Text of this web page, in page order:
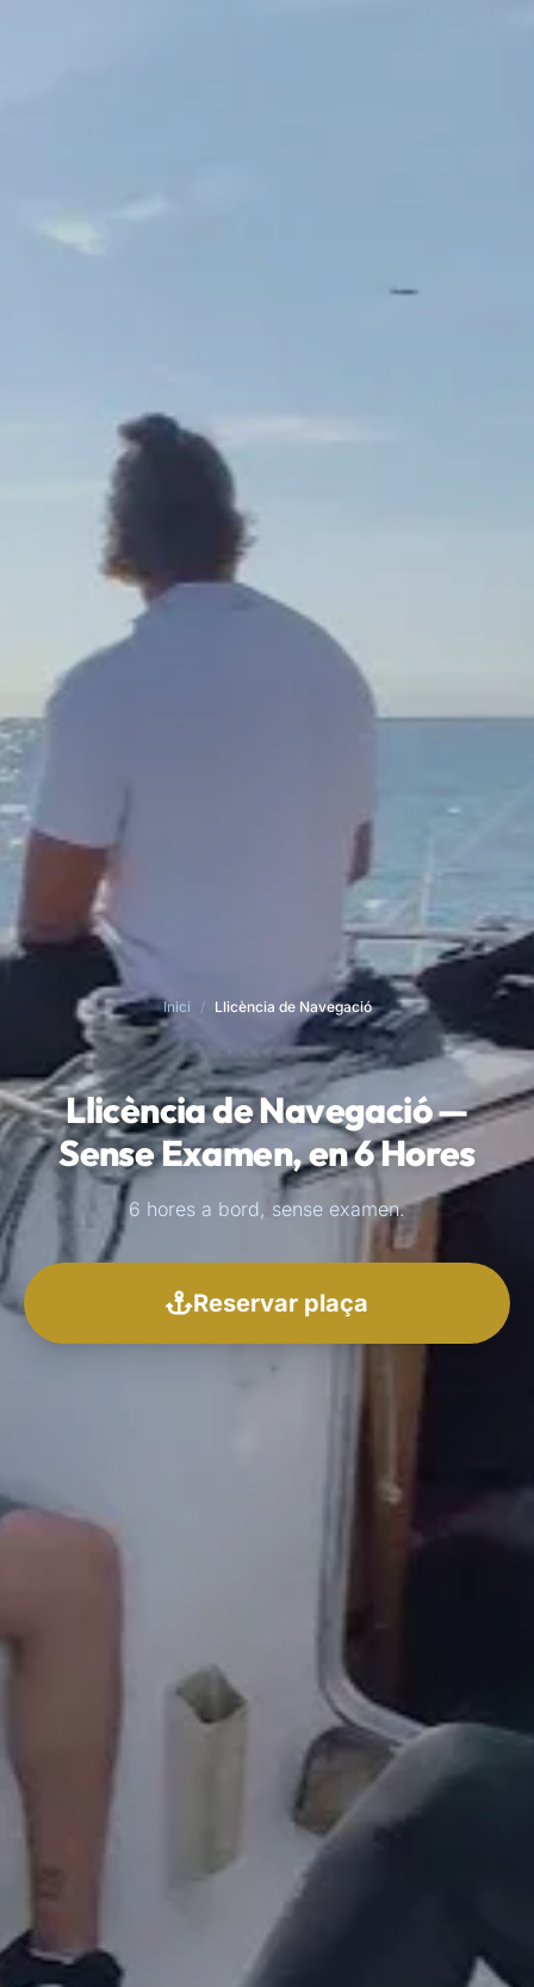
Inici / Llicència de Navegació
Llicència de Navegació —
Sense Examen, en 6 Hores
6 hores a bord, sense examen.
Reservar plaça